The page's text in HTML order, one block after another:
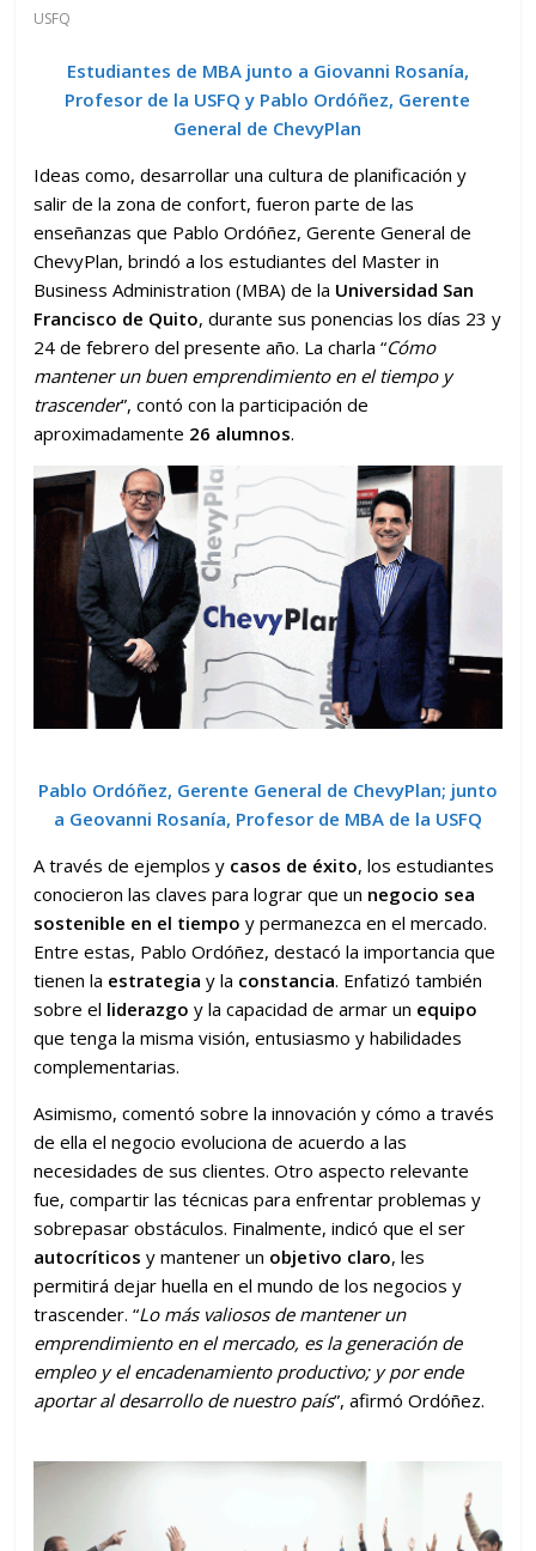
USFQ
Estudiantes de MBA junto a Giovanni Rosanía,
Profesor de la USFQ y Pablo Ordóñez, Gerente
General de ChevyPlan
Ideas como, desarrollar una cultura de planificación y
salir de la zona de confort, fueron parte de las
enseñanzas que Pablo Ordóñez, Gerente General de
ChevyPlan, brindó a los estudiantes del Master in
Business Administration (MBA) de la Universidad San
Francisco de Quito, durante sus ponencias los días 23 y
24 de febrero del presente año. La charla “Cómo
mantener un buen emprendimiento en el tiempo y
trascender”, contó con la participación de
aproximadamente 26 alumnos.
Pablo Ordóñez, Gerente General de ChevyPlan; junto
a Geovanni Rosanía, Profesor de MBA de la USFQ
A través de ejemplos y casos de éxito, los estudiantes
conocieron las claves para lograr que un negocio sea
sostenible en el tiempo y permanezca en el mercado.
Entre estas, Pablo Ordóñez, destacó la importancia que
tienen la estrategia y la constancia. Enfatizó también
sobre el liderazgo y la capacidad de armar un equipo
que tenga la misma visión, entusiasmo y habilidades
complementarias.
Asimismo, comentó sobre la innovación y cómo a través
de ella el negocio evoluciona de acuerdo a las
necesidades de sus clientes. Otro aspecto relevante
fue, compartir las técnicas para enfrentar problemas y
sobrepasar obstáculos. Finalmente, indicó que el ser
autocríticos y mantener un objetivo claro, les
permitirá dejar huella en el mundo de los negocios y
trascender. “Lo más valiosos de mantener un
emprendimiento en el mercado, es la generación de
empleo y el encadenamiento productivo; y por ende
aportar al desarrollo de nuestro país”, afirmó Ordóñez.